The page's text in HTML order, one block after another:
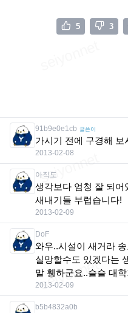
5 3
91b9e0e1cb 글쓴이
가시기 전에 구경해 보
2013-02-08
아직도
생각보다 엄청 잘 되어
새내기들 부럽습니다!
2013-02-09
DoF
와우..시설이 새거라
실망할수도 있겠다는
말 휑하군요..슬슬 대
2013-02-09
b5b4832a0b